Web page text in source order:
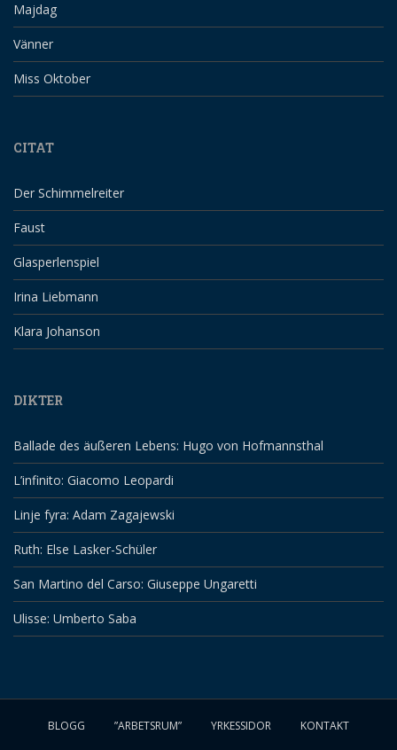
Majdag
Vänner
Miss Oktober
CITAT
Der Schimmelreiter
Faust
Glasperlenspiel
Irina Liebmann
Klara Johanson
DIKTER
Ballade des äußeren Lebens: Hugo von Hofmannsthal
L’infinito: Giacomo Leopardi
Linje fyra: Adam Zagajewski
Ruth: Else Lasker-Schüler
San Martino del Carso: Giuseppe Ungaretti
Ulisse: Umberto Saba
BLOGG ”ARBETSRUM” YRKESSIDOR KONTAKT